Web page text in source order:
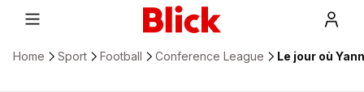
Home Sport Football Conference League Le jour où